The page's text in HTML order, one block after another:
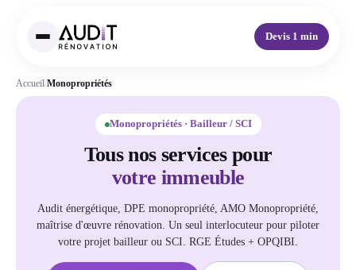
Devis 1 min
Accueil/Monopropriétés
Monopropriétés · Bailleur / SCI
Tous nos services pour
votre immeuble
Audit énergétique, DPE monopropriété, AMO Monopropriété,
maîtrise d'œuvre rénovation. Un seul interlocuteur pour piloter
votre projet bailleur ou SCI. RGE Études + OPQIBI.